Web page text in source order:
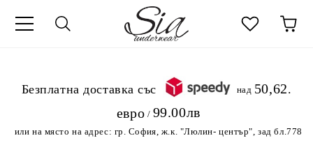
.Безплатна доставка със
над 50,62
евро / 99.00лв
или на място на адрес: гр. София, ж.к. "Люлин- център", зад бл.778